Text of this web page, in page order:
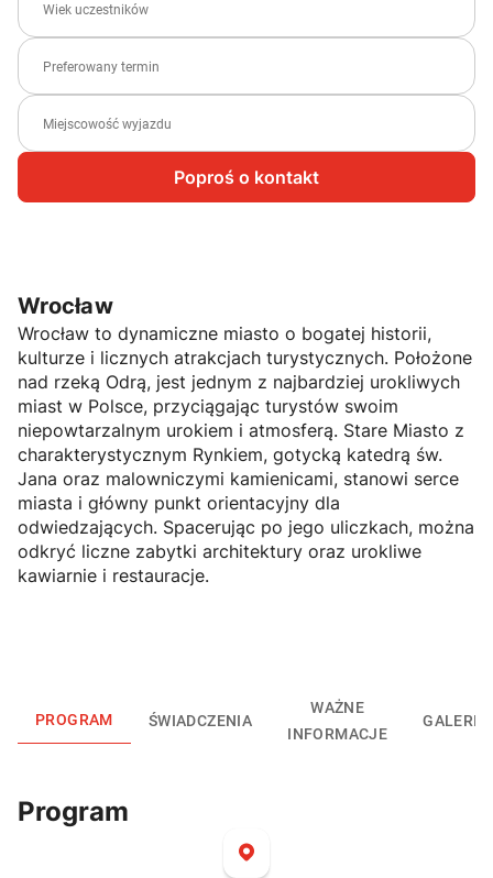
Poproś o kontakt
Wrocław
Wrocław to dynamiczne miasto o bogatej historii,
kulturze i licznych atrakcjach turystycznych. Położone
nad rzeką Odrą, jest jednym z najbardziej urokliwych
miast w Polsce, przyciągając turystów swoim
niepowtarzalnym urokiem i atmosferą. Stare Miasto z
charakterystycznym Rynkiem, gotycką katedrą św.
Jana oraz malowniczymi kamienicami, stanowi serce
miasta i główny punkt orientacyjny dla
odwiedzających. Spacerując po jego uliczkach, można
odkryć liczne zabytki architektury oraz urokliwe
kawiarnie i restauracje.
PROGRAM ŚWIADCZENIA
WAŻNE
INFORMACJE
GALERIA
Program